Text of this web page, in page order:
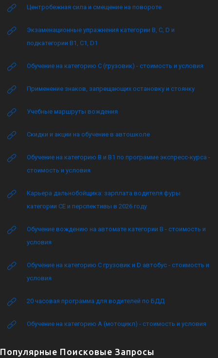
Центробежная сила и смещение на повороте
Экзаменационные упражнения категории B, C, D и
подкатегории B1, C1, D1
Обучение на категорию C (грузовик) - стоимость и условия
Применение знаков, запрещающих остановку и стоянку
Учебные маршруты вождения
Скидки и акции на обучение в автошколе
Обучение на категорию B и B1 по программе экспресс-курса -
стоимость и условия
Карьера дальнобойщика: зарплата водителя фуры
категории CE и перспективы в 2026 году
Обучение вождению на автомате категории B - стоимость и
условия
Обучение на категорию C грузовик и D автобус - стоимость и
условия
20 часовая программа для водителей по БДД
Обучение на категорию А (мотоцикл) - стоимость и условия
Популярные Поисковые Запросы